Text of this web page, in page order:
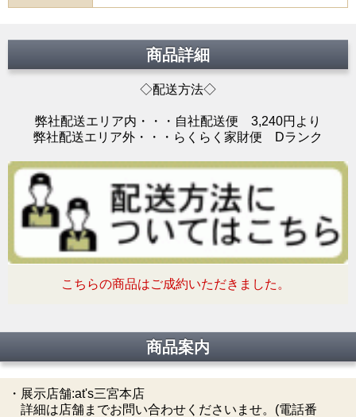
商品詳細
◇配送方法◇
弊社配送エリア内・・・自社配送便 3,240円より
弊社配送エリア外・・・らくらく家財便 Dランク
こちらの商品はご成約いただきました。
商品案内
・展示店舗:at's三宮本店
詳細は店舗までお問い合わせくださいませ。(電話番